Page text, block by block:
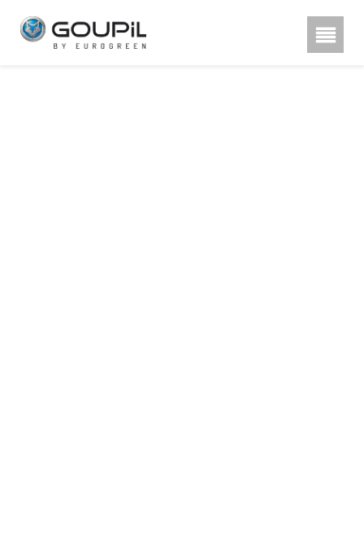
Hestra rukavice, poznu00e1te